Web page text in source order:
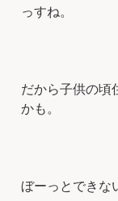
っすね。
だから子供の頃
かも。
ぼーっとできな